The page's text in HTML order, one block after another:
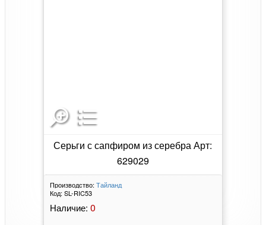
Серьги с сапфиром из серебра Арт:
629029
Производство: Тайланд
Код: SL-RIC53
Наличие: 0